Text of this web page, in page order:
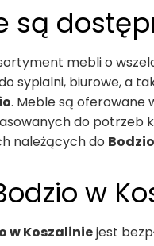
są
mebli o
sypialni, biurowe, a
. Meble są oferowane
do potrzeb
należących do Bodzio
w
w Koszaliniejest